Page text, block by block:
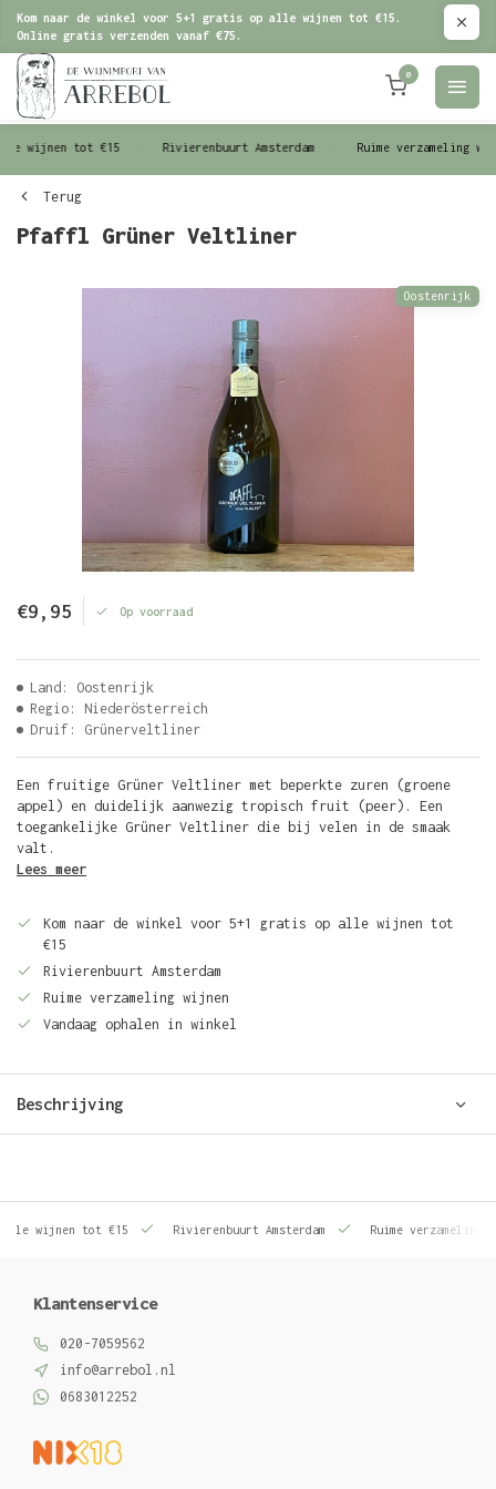
Kom naar de winkel voor 5+1 gratis op alle wijnen tot €15.
Online gratis verzenden vanaf €75.
0
wijnen tot €15 Rivierenbuurt Amsterdam Ruime verzameling
Terug
Pfaffl Grüner Veltliner
Oostenrijk
€9,95 Op voorraad
Land: Oostenrijk
Regio: Niederösterreich
Druif: Grünerveltliner
Een fruitige Grüner Veltliner met beperkte zuren (groene
appel) en duidelijk aanwezig tropisch fruit (peer). Een
toegankelijke Grüner Veltliner die bij velen in de smaak
valt.
Lees meer
Kom naar de winkel voor 5+1 gratis op alle wijnen tot
€15
Rivierenbuurt Amsterdam
Ruime verzameling wijnen
Vandaag ophalen in winkel
Beschrijving
wijnen tot €15 Rivierenbuurt Amsterdam Ruime verzameling
Klantenservice
020-7059562
info@arrebol.nl
0683012252